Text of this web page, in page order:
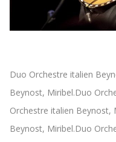
Duo Orchestre italien
Beynost, Miribel.Duo
Orchestre italien Beynost,
Beynost, Miribel.Duo